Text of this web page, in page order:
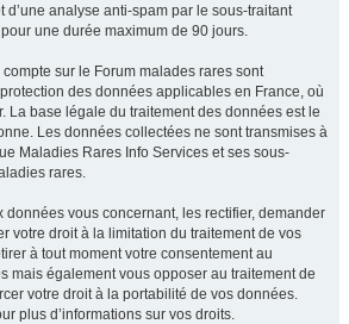
d’une analyse anti-spam par le sous-traitant
une durée maximum de 90 jours.
sur le Forum malades rares sont
des données applicables en France, où
La base légale du traitement des données est le
Les données collectées ne sont transmises à
Maladies Rares Info Services et ses sous-
rares.
données vous concernant, les rectifier, demander
votre droit à la limitation du traitement de vos
à tout moment votre consentement au
mais également vous opposer au traitement de
votre droit à la portabilité de vos données.
plus d’informations sur vos droits.